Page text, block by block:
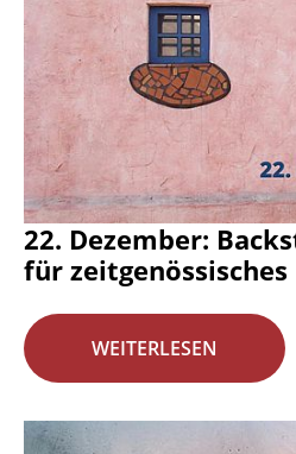
22. Dezember:
für
WEITERLESEN